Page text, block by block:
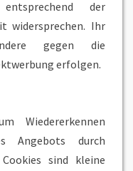
der
widersprechen. Ihr
gegen die
erfolgen.
Wiedererkennen
Angebots durch
sind kleine